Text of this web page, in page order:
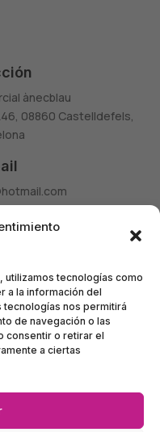
tecnologías como
a la información del
tecnologías nos permitirá
de navegación o las
consentir o retirar el
a ciertas
ànecblau
08860 Castelldefels,
963